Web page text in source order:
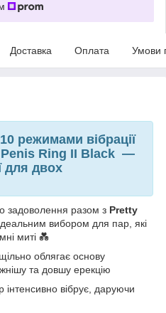
Доставка Оплата Умови
режимами вібрації
Ring II Black —
для двох
задоволення разом з Pretty
вибором для пар, які
миті 💑
облягає основу
та довшу ерекцію
інтенсивно вібрує, даруючи